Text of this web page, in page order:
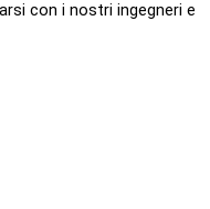
con i nostri ingegneri e